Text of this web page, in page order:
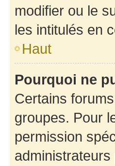
modifier ou le
les intitulés en
Haut
Pourquoi ne
Certains
groupes. Pour
permission